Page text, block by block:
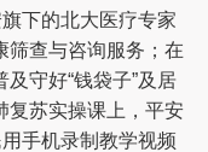
下的北大医疗专家
筛查与咨询服务；在
守好“钱袋子”及居
复苏实操课上，平安
手机录制教学视频